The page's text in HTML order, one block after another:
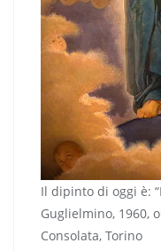
Il dipinto di oggi è:
Guglielmino, 1960,
Consolata, Torino